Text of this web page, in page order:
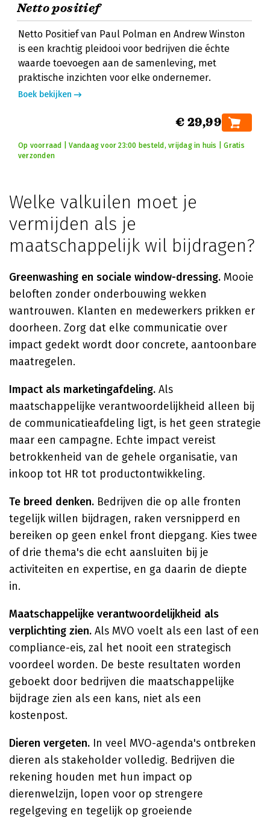
Netto positief
Netto Positief van Paul Polman en Andrew Winston
is een krachtig pleidooi voor bedrijven die échte
waarde toevoegen aan de samenleving, met
praktische inzichten voor elke ondernemer.
Boek bekijken
€ 29,99
Op voorraad | Vandaag voor 23:00 besteld, vrijdag in huis | Gratis
verzonden
Welke valkuilen moet je
vermijden als je
maatschappelijk wil bijdragen?
Greenwashing en sociale window-dressing. Mooie
beloften zonder onderbouwing wekken
wantrouwen. Klanten en medewerkers prikken er
doorheen. Zorg dat elke communicatie over
impact gedekt wordt door concrete, aantoonbare
maatregelen.
Impact als marketingafdeling. Als
maatschappelijke verantwoordelijkheid alleen bij
de communicatieafdeling ligt, is het geen strategie
maar een campagne. Echte impact vereist
betrokkenheid van de gehele organisatie, van
inkoop tot HR tot productontwikkeling.
Te breed denken. Bedrijven die op alle fronten
tegelijk willen bijdragen, raken versnipperd en
bereiken op geen enkel front diepgang. Kies twee
of drie thema's die echt aansluiten bij je
activiteiten en expertise, en ga daarin de diepte
in.
Maatschappelijke verantwoordelijkheid als
verplichting zien. Als MVO voelt als een last of een
compliance-eis, zal het nooit een strategisch
voordeel worden. De beste resultaten worden
geboekt door bedrijven die maatschappelijke
bijdrage zien als een kans, niet als een
kostenpost.
Dieren vergeten. In veel MVO-agenda's ontbreken
dieren als stakeholder volledig. Bedrijven die
rekening houden met hun impact op
dierenwelzijn, lopen voor op strengere
regelgeving en tegelijk op groeiende